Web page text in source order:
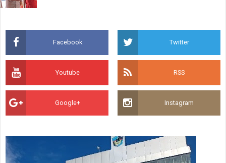
Facebook Twitter
Youtube RSS
Google+ Instagram